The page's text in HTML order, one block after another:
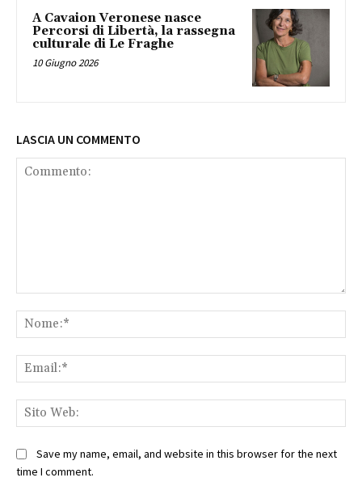
A Cavaion Veronese nasce
Percorsi di Libertà, la rassegna
culturale di Le Fraghe
10 Giugno 2026
LASCIA UN COMMENTO
Save my name, email, and website in this browser for the next
time I comment.